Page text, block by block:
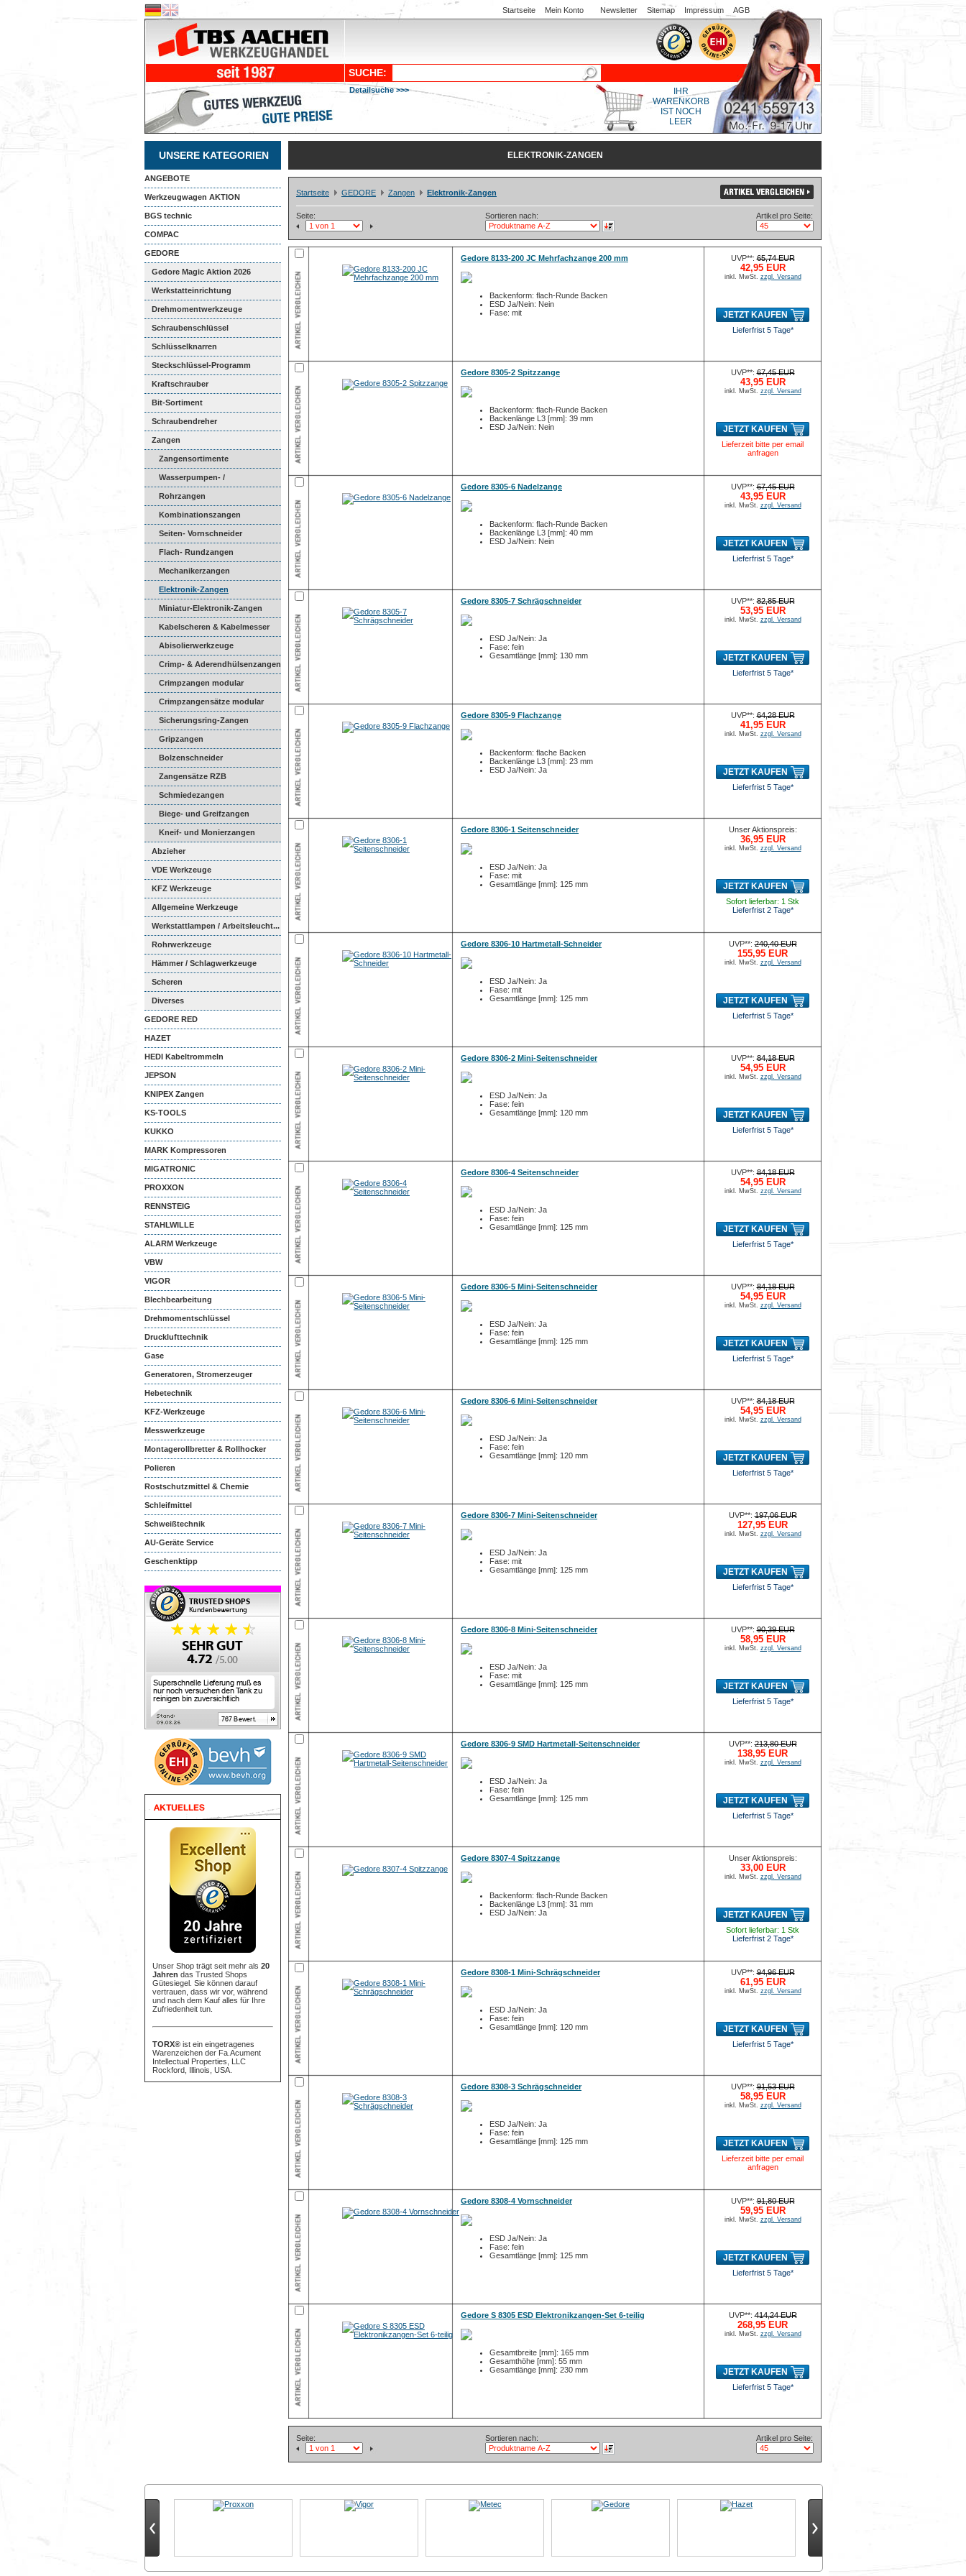
Startseite Mein Konto Newsletter Sitemap Impressum AGB
SUCHE:
Detailsuche >>>
IHR
WARENKORB
IST NOCH
LEER
UNSERE KATEGORIEN
ANGEBOTE
Werkzeugwagen AKTION
BGS technic
COMPAC
GEDORE
Gedore Magic Aktion 2026
Werkstatteinrichtung
Drehmomentwerkzeuge
Schraubenschlüssel
Schlüsselknarren
Steckschlüssel-Programm
Kraftschrauber
Bit-Sortiment
Schraubendreher
Zangen
Zangensortimente
Wasserpumpen- /
Universalzang...
Rohrzangen
Kombinationszangen
Seiten- Vornschneider
Flach- Rundzangen
Mechanikerzangen
Elektronik-Zangen
Miniatur-Elektronik-Zangen
Kabelscheren & Kabelmesser
Abisolierwerkzeuge
Crimp- & Aderendhülsenzangen
Crimpzangen modular
Crimpzangensätze modular
Sicherungsring-Zangen
Gripzangen
Bolzenschneider
Zangensätze RZB
Schmiedezangen
Biege- und Greifzangen
Kneif- und Monierzangen
Abzieher
VDE Werkzeuge
KFZ Werkzeuge
Allgemeine Werkzeuge
Werkstattlampen / Arbeitsleucht...
Rohrwerkzeuge
Hämmer / Schlagwerkzeuge
Scheren
Diverses
GEDORE RED
HAZET
HEDI Kabeltrommeln
JEPSON
KNIPEX Zangen
KS-TOOLS
KUKKO
MARK Kompressoren
MIGATRONIC
PROXXON
RENNSTEIG
STAHLWILLE
ALARM Werkzeuge
VBW
VIGOR
Blechbearbeitung
Drehmomentschlüssel
Drucklufttechnik
Gase
Generatoren, Stromerzeuger
Hebetechnik
KFZ-Werkzeuge
Messwerkzeuge
Montagerollbretter & Rollhocker
Polieren
Rostschutzmittel & Chemie
Schleifmittel
Schweißtechnik
AU-Geräte Service
Geschenktipp
Unser Shop trägt seit mehr als 20
Jahren das Trusted Shops
Gütesiegel. Sie können darauf
vertrauen, dass wir vor, während
und nach dem Kauf alles für Ihre
Zufriedenheit tun.
TORX® ist ein eingetragenes
Warenzeichen der Fa.Acument
Intellectual Properties, LLC
Rockford, Illinois, USA.
ELEKTRONIK-ZANGEN
Startseite GEDORE Zangen Elektronik-Zangen
Seite: Sortieren nach: Artikel pro Seite:
Gedore 8133-200 JC Mehrfachzange 200 mm
Backenform: flach-Runde Backen
ESD Ja/Nein: Nein
Fase: mit
UVP**:65,74 EUR
42,95 EUR
inkl. MwSt. zzgl. Versand
JETZT KAUFEN
Lieferfrist 5 Tage*
Gedore 8305-2 Spitzzange
Backenform: flach-Runde Backen
Backenlänge L3 [mm]: 39 mm
ESD Ja/Nein: Nein
UVP**:67,45 EUR
43,95 EUR
inkl. MwSt. zzgl. Versand
JETZT KAUFEN
Lieferzeit bitte per email
anfragen
Gedore 8305-6 Nadelzange
Backenform: flach-Runde Backen
Backenlänge L3 [mm]: 40 mm
ESD Ja/Nein: Nein
UVP**:67,45 EUR
43,95 EUR
inkl. MwSt. zzgl. Versand
JETZT KAUFEN
Lieferfrist 5 Tage*
Gedore 8305-7 Schrägschneider
ESD Ja/Nein: Ja
Fase: fein
Gesamtlänge [mm]: 130 mm
UVP**:82,85 EUR
53,95 EUR
inkl. MwSt. zzgl. Versand
JETZT KAUFEN
Lieferfrist 5 Tage*
Gedore 8305-9 Flachzange
Backenform: flache Backen
Backenlänge L3 [mm]: 23 mm
ESD Ja/Nein: Ja
UVP**:64,28 EUR
41,95 EUR
inkl. MwSt. zzgl. Versand
JETZT KAUFEN
Lieferfrist 5 Tage*
Gedore 8306-1 Seitenschneider
ESD Ja/Nein: Ja
Fase: mit
Gesamtlänge [mm]: 125 mm
Unser Aktionspreis:
36,95 EUR
inkl. MwSt. zzgl. Versand
JETZT KAUFEN
Sofort lieferbar: 1 Stk
Lieferfrist 2 Tage*
Gedore 8306-10 Hartmetall-Schneider
ESD Ja/Nein: Ja
Fase: mit
Gesamtlänge [mm]: 125 mm
UVP**:240,40 EUR
155,95 EUR
inkl. MwSt. zzgl. Versand
JETZT KAUFEN
Lieferfrist 5 Tage*
Gedore 8306-2 Mini-Seitenschneider
ESD Ja/Nein: Ja
Fase: fein
Gesamtlänge [mm]: 120 mm
UVP**:84,18 EUR
54,95 EUR
inkl. MwSt. zzgl. Versand
JETZT KAUFEN
Lieferfrist 5 Tage*
Gedore 8306-4 Seitenschneider
ESD Ja/Nein: Ja
Fase: fein
Gesamtlänge [mm]: 125 mm
UVP**:84,18 EUR
54,95 EUR
inkl. MwSt. zzgl. Versand
JETZT KAUFEN
Lieferfrist 5 Tage*
Gedore 8306-5 Mini-Seitenschneider
ESD Ja/Nein: Ja
Fase: fein
Gesamtlänge [mm]: 125 mm
UVP**:84,18 EUR
54,95 EUR
inkl. MwSt. zzgl. Versand
JETZT KAUFEN
Lieferfrist 5 Tage*
Gedore 8306-6 Mini-Seitenschneider
ESD Ja/Nein: Ja
Fase: fein
Gesamtlänge [mm]: 120 mm
UVP**:84,18 EUR
54,95 EUR
inkl. MwSt. zzgl. Versand
JETZT KAUFEN
Lieferfrist 5 Tage*
Gedore 8306-7 Mini-Seitenschneider
ESD Ja/Nein: Ja
Fase: mit
Gesamtlänge [mm]: 125 mm
UVP**:197,06 EUR
127,95 EUR
inkl. MwSt. zzgl. Versand
JETZT KAUFEN
Lieferfrist 5 Tage*
Gedore 8306-8 Mini-Seitenschneider
ESD Ja/Nein: Ja
Fase: mit
Gesamtlänge [mm]: 125 mm
UVP**:90,39 EUR
58,95 EUR
inkl. MwSt. zzgl. Versand
JETZT KAUFEN
Lieferfrist 5 Tage*
Gedore 8306-9 SMD Hartmetall-Seitenschneider
ESD Ja/Nein: Ja
Fase: fein
Gesamtlänge [mm]: 125 mm
UVP**:213,80 EUR
138,95 EUR
inkl. MwSt. zzgl. Versand
JETZT KAUFEN
Lieferfrist 5 Tage*
Gedore 8307-4 Spitzzange
Backenform: flach-Runde Backen
Backenlänge L3 [mm]: 31 mm
ESD Ja/Nein: Ja
Unser Aktionspreis:
33,00 EUR
inkl. MwSt. zzgl. Versand
JETZT KAUFEN
Sofort lieferbar: 1 Stk
Lieferfrist 2 Tage*
Gedore 8308-1 Mini-Schrägschneider
ESD Ja/Nein: Ja
Fase: fein
Gesamtlänge [mm]: 120 mm
UVP**:94,96 EUR
61,95 EUR
inkl. MwSt. zzgl. Versand
JETZT KAUFEN
Lieferfrist 5 Tage*
Gedore 8308-3 Schrägschneider
ESD Ja/Nein: Ja
Fase: fein
Gesamtlänge [mm]: 125 mm
UVP**:91,53 EUR
58,95 EUR
inkl. MwSt. zzgl. Versand
JETZT KAUFEN
Lieferzeit bitte per email
anfragen
Gedore 8308-4 Vornschneider
ESD Ja/Nein: Ja
Fase: fein
Gesamtlänge [mm]: 125 mm
UVP**:91,80 EUR
59,95 EUR
inkl. MwSt. zzgl. Versand
JETZT KAUFEN
Lieferfrist 5 Tage*
Gedore S 8305 ESD Elektronikzangen-Set 6-teilig
Gesamtbreite [mm]: 165 mm
Gesamthöhe [mm]: 55 mm
Gesamtlänge [mm]: 230 mm
UVP**:414,24 EUR
268,95 EUR
inkl. MwSt. zzgl. Versand
JETZT KAUFEN
Lieferfrist 5 Tage*
Seite: Sortieren nach: Artikel pro Seite: